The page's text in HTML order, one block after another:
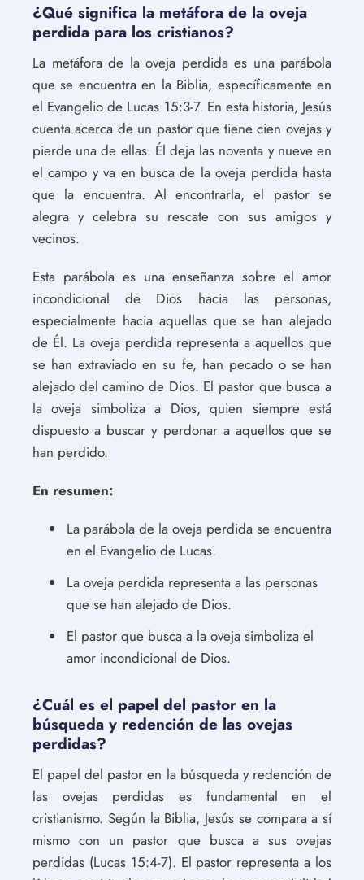
¿Qué significa la metáfora de la oveja
perdida para los cristianos?
La metáfora de la oveja perdida es una parábola
que se encuentra en la Biblia, específicamente en
el Evangelio de Lucas 15:3-7. En esta historia, Jesús
cuenta acerca de un pastor que tiene cien ovejas y
pierde una de ellas. Él deja las noventa y nueve en
el campo y va en busca de la oveja perdida hasta
que la encuentra. Al encontrarla, el pastor se
alegra y celebra su rescate con sus amigos y
vecinos.
Esta parábola es una enseñanza sobre el amor
incondicional de Dios hacia las personas,
especialmente hacia aquellas que se han alejado
de Él. La oveja perdida representa a aquellos que
se han extraviado en su fe, han pecado o se han
alejado del camino de Dios. El pastor que busca a
la oveja simboliza a Dios, quien siempre está
dispuesto a buscar y perdonar a aquellos que se
han perdido.
En resumen:
La parábola de la oveja perdida se encuentra
en el Evangelio de Lucas.
La oveja perdida representa a las personas
que se han alejado de Dios.
El pastor que busca a la oveja simboliza el
amor incondicional de Dios.
¿Cuál es el papel del pastor en la
búsqueda y redención de las ovejas
perdidas?
El papel del pastor en la búsqueda y redención de
las ovejas perdidas es fundamental en el
cristianismo. Según la Biblia, Jesús se compara a sí
mismo con un pastor que busca a sus ovejas
perdidas (Lucas 15:4-7). El pastor representa a los